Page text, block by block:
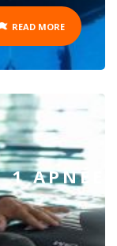
READ MORE
APNÉE